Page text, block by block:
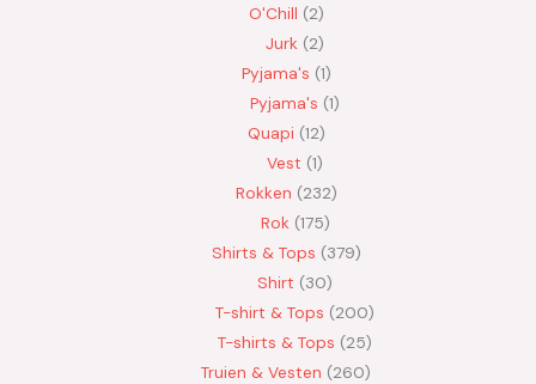
O'Chill 2
Jurk
2
Pyjama's 1
Pyjama's 1
Quapi 12
Vest 1
Rokken 232
Rok 175
Shirts & Tops 379
Shirt
30
T-shirt & Tops
200
T-shirts & Tops
25
Truien & Vesten
260